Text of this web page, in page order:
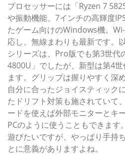
プロセッサーには「Ryzen 7
や振動機能、7インチの高輝度
たゲーム向けのWindows機。
応し、無線まわりも最新です。
シリーズは、Pro版でも第3世代
4800U」でしたが、新型は第4
ます。グリップは握りやすく深
自分に合ったジョイスティック
たドリフト対策も施されていて
ードを使えば外部モニターとキ
PCのように使うこともできま
遊びたいですが、やっぱり手持
とに意義がありますよね。